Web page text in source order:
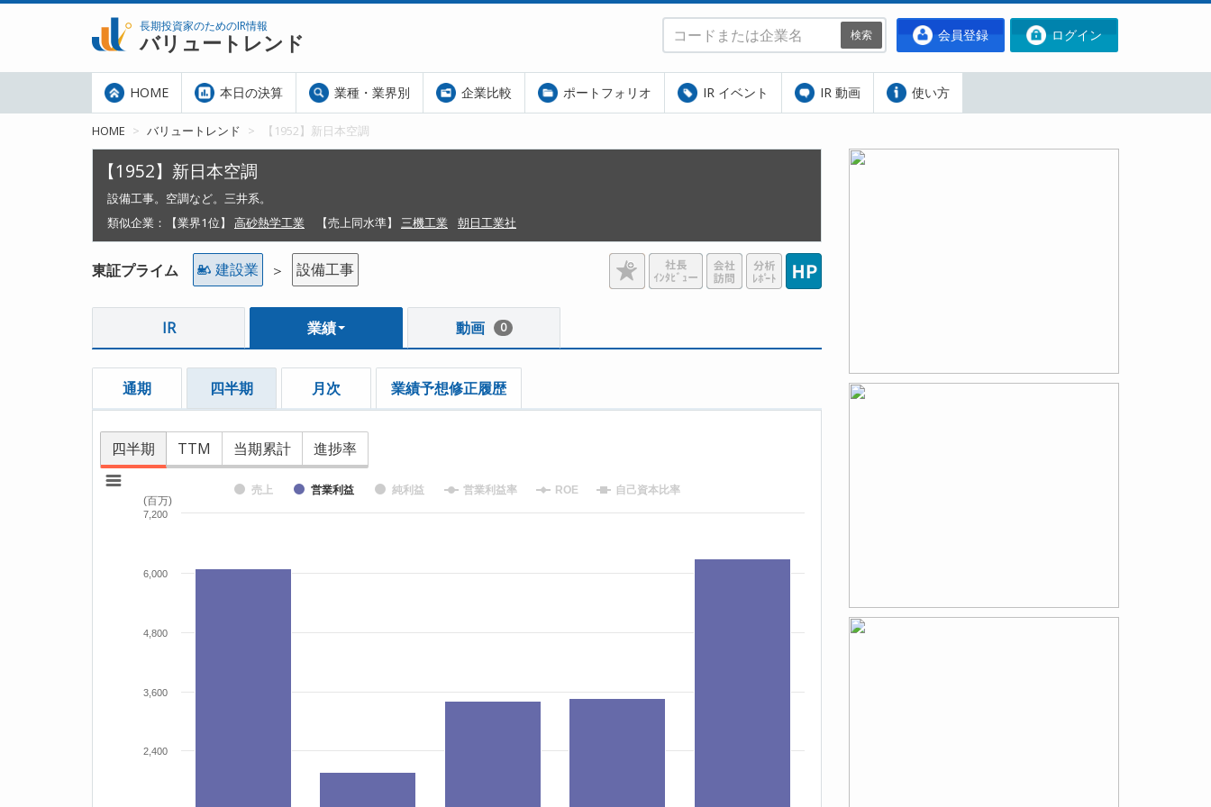
長期投資家のためのIR情報
バリュートレンド 会員登録 ログイン
検索
HOME 本日の決算 業種・業界別 企業比較 ポートフォリオ IR イベント IR 動画 使い方
HOME バリュートレンド 【1952】新日本空調
【1952】新日本空調
設備工事。空調など。三井系。
類似企業：
【業界1位】 高砂熱学工業 【売上同水準】 三機工業 朝日工業社
東証プライム 建設業 ＞ 設備工事
IR 業績 動画 0
通期 四半期 月次 業績予想修正履歴
四半期 TTM 当期累計 進捗率
(百万)
売上 営業利益 純利益 営業利益率 ROE 自己資本比率
2,400
3,600
4,800
6,000
7,200